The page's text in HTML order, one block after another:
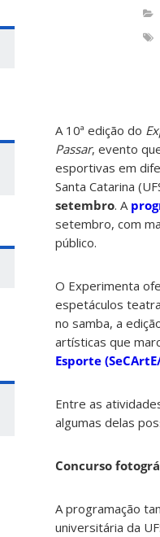
A 10ª edição do
Passar, evento
esportivas em
Santa Catarina
setembro. A
setembro, com
público.
O Experimenta
espetáculos
no samba, a
artísticas que
Esporte
Entre as
algumas delas
Concurso
A programação
universitária da